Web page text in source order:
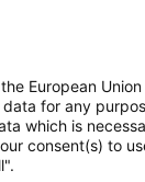
European Union
data for any
which is
consent(s) to